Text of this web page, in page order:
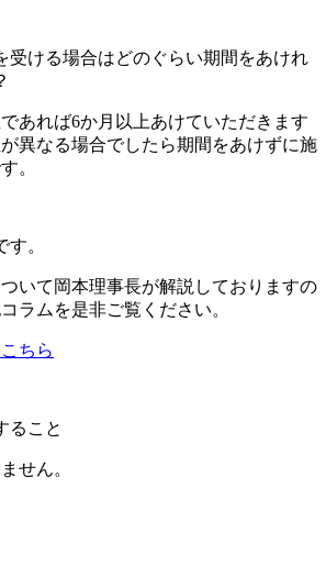
受ける場合はどのぐらい期間をあけれ
あれば6か月以上あけていただきます
異なる場合でしたら期間をあけずに施
。
。
いて岡本理事長が解説しておりますの
ラムを是非ご覧ください。
ちら
ること
せん。